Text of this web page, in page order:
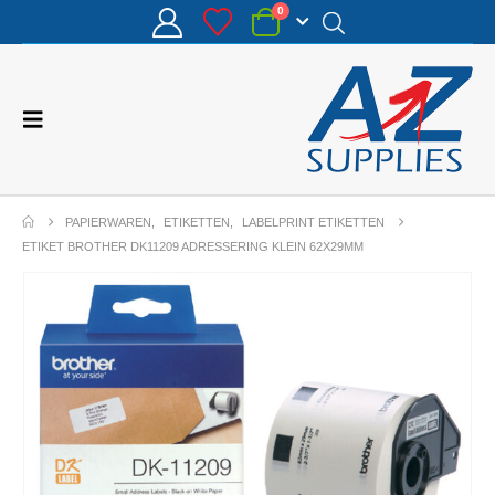
0
PAPIERWAREN ETIKETTEN
LABELPRINT ETIKETTEN
ETIKET BROTHER DK11209 ADRESSERING KLEIN 62X29MM